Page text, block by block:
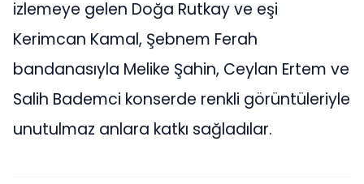
izlemeye gelen Doğa Rutkay ve eşi
Kerimcan Kamal, Şebnem Ferah
bandanasıyla Melike Şahin, Ceylan Ertem ve
Salih Bademci konserde renkli görüntüleriyle
unutulmaz anlara katkı sağladılar.